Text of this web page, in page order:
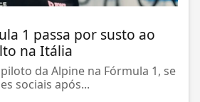
1 passa por susto ao
na Itália
da Alpine na Fórmula 1, se
sociais após...